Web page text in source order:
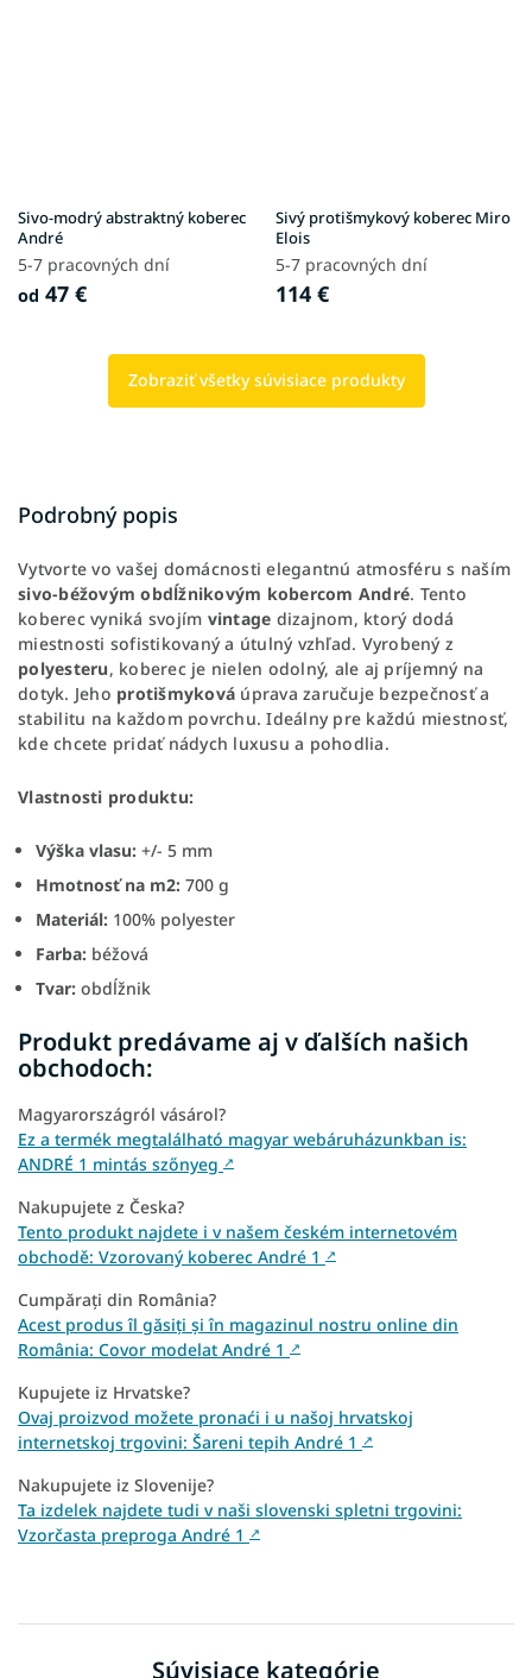
Sivo-modrý abstraktný koberec
André
5-7 pracovných dní
od 47 €
Sivý protišmykový koberec Miro
Elois
5-7 pracovných dní
114 €
Zobraziť všetky súvisiace produkty
Podrobný popis
Vytvorte vo vašej domácnosti elegantnú atmosféru s naším
sivo-béžovým obdĺžnikovým kobercom André. Tento
koberec vyniká svojím vintage dizajnom, ktorý dodá
miestnosti sofistikovaný a útulný vzhľad. Vyrobený z
polyesteru, koberec je nielen odolný, ale aj príjemný na
dotyk. Jeho protišmyková úprava zaručuje bezpečnosť a
stabilitu na každom povrchu. Ideálny pre každú miestnosť,
kde chcete pridať nádych luxusu a pohodlia.
Vlastnosti produktu:
Výška vlasu: +/- 5 mm
Hmotnosť na m2: 700 g
Materiál: 100% polyester
Farba: béžová
Tvar: obdĺžnik
Produkt predávame aj v ďalších našich
obchodoch:
Magyarországról vásárol?
Ez a termék megtalálható magyar webáruházunkban is:
ANDRÉ 1 mintás szőnyeg ↗
Nakupujete z Česka?
Tento produkt najdete i v našem českém internetovém
obchodě: Vzorovaný koberec André 1 ↗
Cumpărați din România?
Acest produs îl găsiți și în magazinul nostru online din
România: Covor modelat André 1 ↗
Kupujete iz Hrvatske?
Ovaj proizvod možete pronaći i u našoj hrvatskoj
internetskoj trgovini: Šareni tepih André 1 ↗
Nakupujete iz Slovenije?
Ta izdelek najdete tudi v naši slovenski spletni trgovini:
Vzorčasta preproga André 1 ↗
Súvisiace kategórie